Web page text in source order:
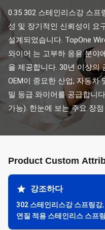
0.35 302 스테인리스강 스프
성 및 장기적인 신뢰성이 요
설계되었습니다. TopOne
와이어 는 고부하 응용 분야
을 제공합니다. 30년 이상의
OEM이 중요한 산업, 자동차
밀 등급 와이어를 공급합니
가능). 한눈에 보는 주요 장
Product Custom
강조하다
302 스테인리스강 스프링강,
연질 적용 스테인리스 스프